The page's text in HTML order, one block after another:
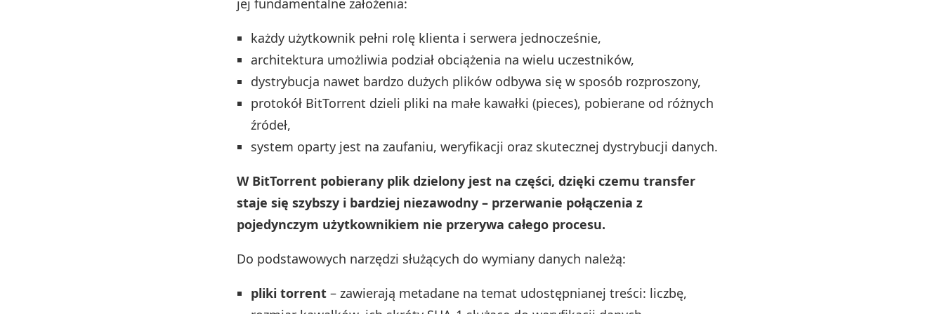
każdy użytkownik pełni rolę klienta i serwera jednocześnie,
architektura umożliwia podział obciążenia na wielu uczestników,
dystrybucja nawet bardzo dużych plików odbywa się w sposób rozproszony,
protokół BitTorrent dzieli pliki na małe kawałki (pieces), pobierane od różnych
źródeł,
system oparty jest na zaufaniu, weryfikacji oraz skutecznej dystrybucji danych.
W BitTorrent pobierany plik dzielony jest na części, dzięki czemu transfer
staje się szybszy i bardziej niezawodny – przerwanie połączenia z
pojedynczym użytkownikiem nie przerywa całego procesu.
Do podstawowych narzędzi służących do wymiany danych należą:
pliki torrent – zawierają metadane na temat udostępnianej treści: liczbę,